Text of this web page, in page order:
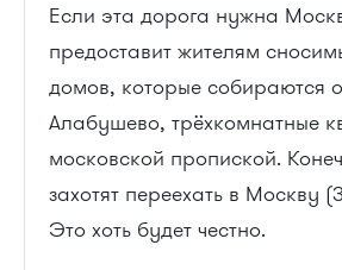
Если эта дорога нужна
предоставит жителям
домов, которые собираются
Алабушево, трёхкомнатные
московской пропиской.
захотят переехать в Москву
Это хоть будет честно.